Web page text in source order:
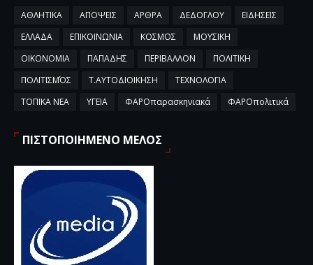
ΑΘΛΗΤΙΚΑ ΑΠΟΨΕΙΣ ΑΡΘΡΑ ΔΕΔΟΓΛΟΥ
ΕΙΔΗΣΕΙΣ
ΕΛΛΑΔΑ
ΕΠΙΚΟΙΝΩΝΙΑ ΚΟΣΜΟΣ
ΜΟΥΣΙΚΗ
ΟΙΚΟΝΟΜΙΑ
ΠΑΠΑΔΗΣ ΠΕΡΙΒΑΛΛΟΝ
ΠΟΛΙΤΙΚΗ
ΠΟΛΙΤΙΣΜΌΣ
Τ.ΑΥΤΟΔΙΟΙΚΗΣΗ
ΤΕΧΝΟΛΟΓΙΑ
ΤΟΠΙΚΑ ΝΕΑ
ΥΓΕΙΑ ΦΑΡΟπαρασκηνιακά ΦΑΡΟπολιτικά
ΠΙΣΤΟΠΟΙΗΜΕΝΟ ΜΕΛΟΣ